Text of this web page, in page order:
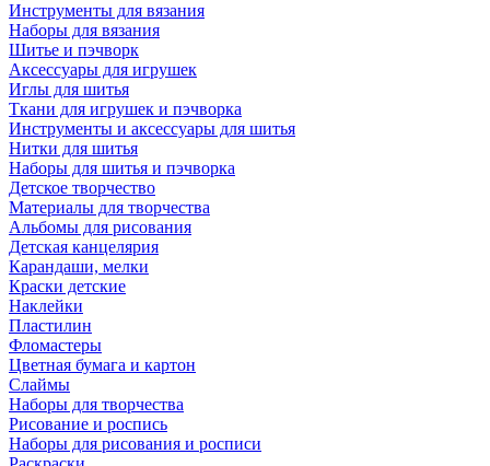
Инструменты для вязания
Наборы для вязания
Шитье и пэчворк
Аксессуары для игрушек
Иглы для шитья
Ткани для игрушек и пэчворка
Инструменты и аксессуары для шитья
Нитки для шитья
Наборы для шитья и пэчворка
Детское творчество
Материалы для творчества
Альбомы для рисования
Детская канцелярия
Карандаши, мелки
Краски детские
Наклейки
Пластилин
Фломастеры
Цветная бумага и картон
Слаймы
Наборы для творчества
Рисование и роспись
Наборы для рисования и росписи